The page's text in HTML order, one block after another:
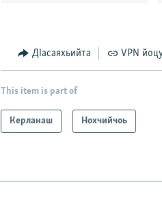
ДIасаяхьийта VPN
This item is part of
Керланаш Нохчийчоь